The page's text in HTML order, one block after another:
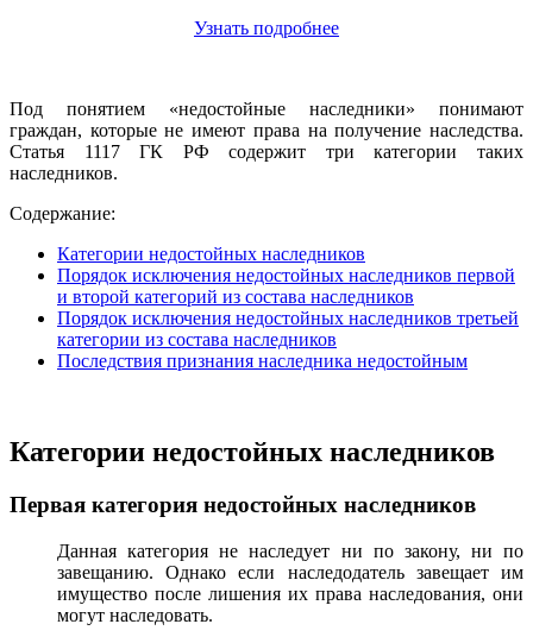
Узнать подробнее
Под понятием «недостойные наследники» понимают
граждан, которые не имеют права на получение наследства.
Статья 1117 ГК РФ содержит три категории таких
наследников.
Содержание:
Категории недостойных наследников
Порядок исключения недостойных наследников первой
и второй категорий из состава наследников
Порядок исключения недостойных наследников третьей
категории из состава наследников
Последствия признания наследника недостойным
Категории недостойных наследников
Первая категория недостойных наследников
Данная категория не наследует ни по закону, ни по
завещанию. Однако если наследодатель завещает им
имущество после лишения их права наследования, они
могут наследовать.